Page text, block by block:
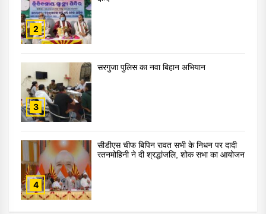
2
3
सरगुजा पुलिस का नवा बिहान अभियान
4
सीडीएस चीफ बिपिन रावत सभी के निधन पर दादी
रतनमोहिनी ने दी श्रद्धांजलि, शोक सभा का आयोजन